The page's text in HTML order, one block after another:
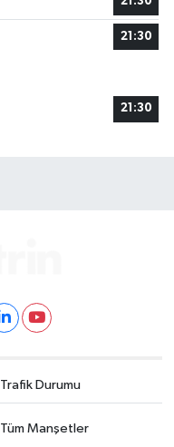
21:30
21:30
Trafik Durumu
Tüm Manşetler